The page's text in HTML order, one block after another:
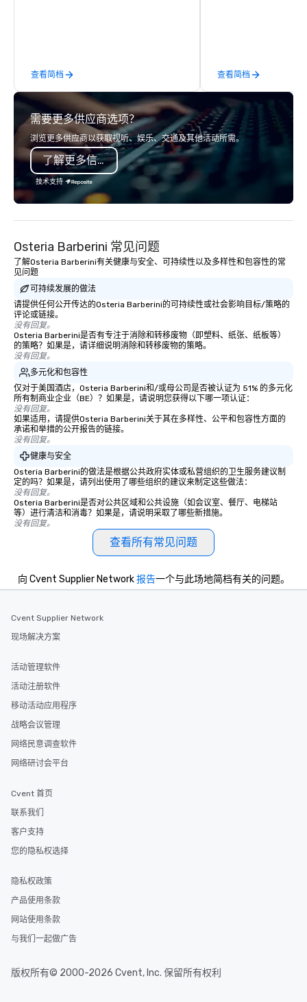
late model luxury vehicles to the
highly experienced and professional
team of chauffeurs and support staff;
you will know quality when you travel
with La Costa Limousine.
查看简档 查看简档
需要更多供应商选项？
浏览更多供应商以获取视听、娱乐、交通及其他活动所需。
了解更多信息
技术支持
Osteria Barberini 常见问题
了解Osteria Barberini有关健康与安全、可持续性以及多样性和包容性的常
见问题
可持续发展的做法
请提供任何公开传达的Osteria Barberini的可持续性或社会影响目标/策略的
评论或链接。
没有回复。
Osteria Barberini是否有专注于消除和转移废物（即塑料、纸张、纸板等）
的策略？如果是，请详细说明消除和转移废物的策略。
没有回复。
多元化和包容性
仅对于美国酒店，Osteria Barberini和/或母公司是否被认证为 51% 的多元化
所有制商业企业（BE）？如果是，请说明您获得以下哪一项认证：
没有回复。
如果适用，请提供Osteria Barberini关于其在多样性、公平和包容性方面的
承诺和举措的公开报告的链接。
没有回复。
健康与安全
Osteria Barberini的做法是根据公共政府实体或私营组织的卫生服务建议制
定的吗？如果是，请列出使用了哪些组织的建议来制定这些做法：
没有回复。
Osteria Barberini是否对公共区域和公共设施（如会议室、餐厅、电梯站
等）进行清洁和消毒？如果是，请说明采取了哪些新措施。
没有回复。
查看所有常见问题
向 Cvent Supplier Network报告一个与此场地简档有关的问题。
Cvent Supplier Network
现场解决方案
活动管理软件
活动注册软件
移动活动应用程序
战略会议管理
网络民意调查软件
网络研讨会平台
Cvent 首页
联系我们
客户支持
您的隐私权选择
隐私权政策
产品使用条款
网站使用条款
与我们一起做广告
版权所有© 2000-2026 Cvent, Inc. 保留所有权利